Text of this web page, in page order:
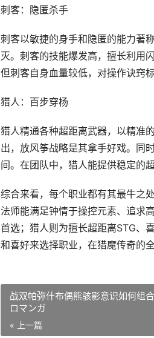
刺客：隐匿杀手
刺客以敏捷的身手和隐匿的能力著
灭。刺客的技能爆发高，擅长利用
但刺客自身血量较低，对操作诀窍
猎人：百步穿杨
猎人精通各种超距离武器，以精准的
出，放风筝战略是其拿手好戏。同
间。在团队中，猎人能提供稳定的
综合来看，每个职业都有其最牛之
法师能满足钟情于操控元素、追求
首选；猎人则为擅长超距离STG、
和喜好来选择职业，在猎魔传奇的
战双帕弥什布偶熊骇影意识如何组
ロマンガ
« 上一篇